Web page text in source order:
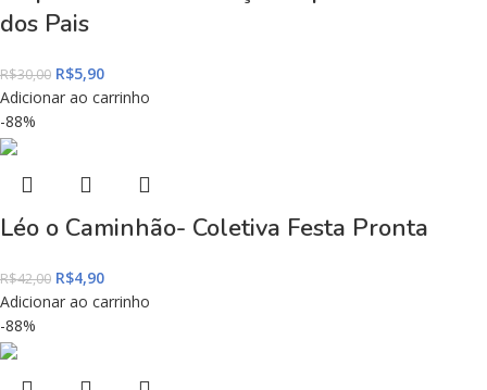
dos Pais
R$30,00 R$5,90
Adicionar ao carrinho
-88%
Léo o Caminhão- Coletiva Festa Pronta
R$42,00 R$4,90
Adicionar ao carrinho
-88%